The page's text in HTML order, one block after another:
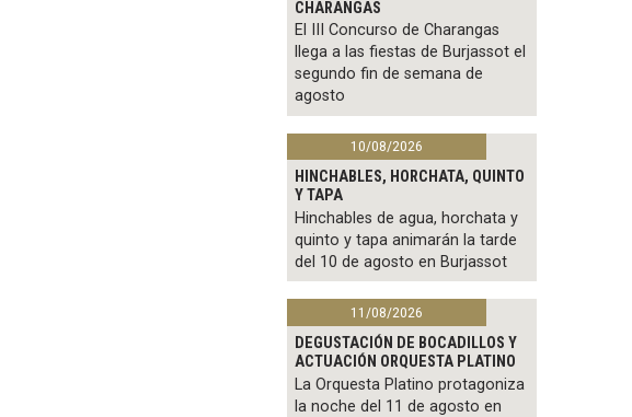
CHARANGAS
El III Concurso de Charangas
llega a las fiestas de Burjassot el
segundo fin de semana de
agosto
10/08/2026
HINCHABLES, HORCHATA, QUINTO
Y TAPA
Hinchables de agua, horchata y
quinto y tapa animarán la tarde
del 10 de agosto en Burjassot
11/08/2026
DEGUSTACIÓN DE BOCADILLOS Y
ACTUACIÓN ORQUESTA PLATINO
La Orquesta Platino protagoniza
la noche del 11 de agosto en